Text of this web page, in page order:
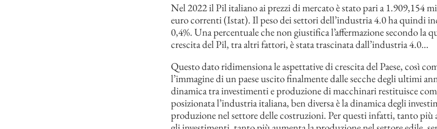
Nel 2022 il Pil italiano ai prezzi di mercato è stato pari a 1.909,154
euro correnti (Istat). Il peso dei settori dell’industria 4.0 ha quindi
0,4%. Una percentuale che non giustifica l’affermazione secondo la
crescita del Pil, tra altri fattori, è stata trascinata dall’industria 4.0…
Questo dato ridimensiona le aspettative di crescita del Paese, così
l’immagine di un paese uscito finalmente dalle secche degli ultimi
dinamica tra investimenti e produzione di macchinari restituisce
posizionata l’industria italiana, ben diversa è la dinamica degli
produzione nel settore delle costruzioni. Per questi infatti, tanto più